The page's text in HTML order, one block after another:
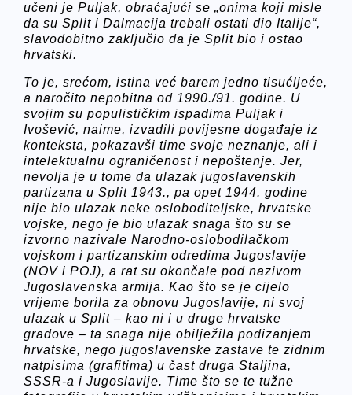
učeni je Puljak, obraćajući se „onima koji misle
da su Split i Dalmacija trebali ostati dio Italije“,
slavodobitno zaključio da je Split bio i ostao
hrvatski.
To je, srećom, istina već barem jedno tisućljeće,
a naročito nepobitna od 1990./91. godine. U
svojim su populističkim ispadima Puljak i
Ivošević, naime, izvadili povijesne događaje iz
konteksta, pokazavši time svoje neznanje, ali i
intelektualnu ograničenost i nepoštenje. Jer,
nevolja je u tome da ulazak jugoslavenskih
partizana u Split 1943., pa opet 1944. godine
nije bio ulazak neke osloboditeljske, hrvatske
vojske, nego je bio ulazak snaga što su se
izvorno nazivale Narodno-oslobodilačkom
vojskom i partizanskim odredima Jugoslavije
(NOV i POJ), a rat su okončale pod nazivom
Jugoslavenska armija. Kao što se je cijelo
vrijeme borila za obnovu Jugoslavije, ni svoj
ulazak u Split – kao ni i u druge hrvatske
gradove – ta snaga nije obilježila podizanjem
hrvatske, nego jugoslavenske zastave te zidnim
natpisima (grafitima) u čast druga Staljina,
SSSR-a i Jugoslavije. Time što se te tužne